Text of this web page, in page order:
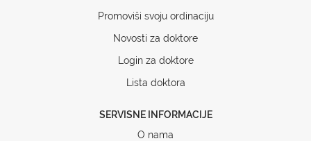
Promoviši svoju ordinaciju
Novosti za doktore
Login za doktore
Lista doktora
SERVISNE INFORMACIJE
O nama